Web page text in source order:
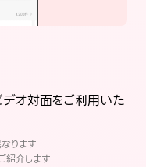
デオ対面をご利用いた
ります
紹介します